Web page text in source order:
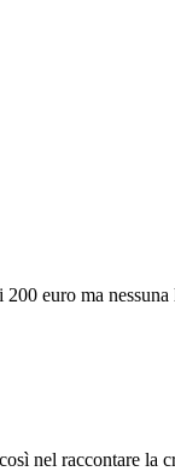
euro ma
nel raccontare